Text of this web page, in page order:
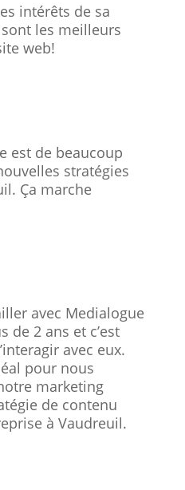
intérêts de sa
les meilleurs
web!
est de beaucoup
stratégies
Ça marche
avec Medialogue
de 2 ans et c’est
avec eux.
pour nous
marketing
de contenu
à Vaudreuil.